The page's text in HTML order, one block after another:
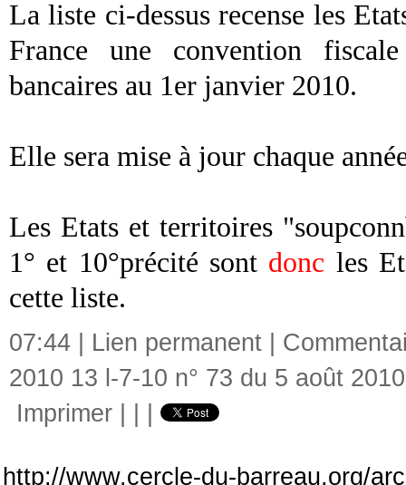
La liste ci-dessus recense les
France une convention
bancaires au 1er janvier 2010.
Elle sera mise à jour chaque
Les Etats et territoires
1° et 10°précité sont donc les
cette liste.
07:44 | Lien permanent
2010 13 l-7-10 n° 73 du 5 août 2010
Imprimer
http://www.cercle-du-barreau.org/